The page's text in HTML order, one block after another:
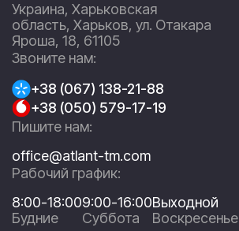
Украина, Харьковская
область, Харьков, ул. Отакара
Яроша, 18, 61105
Звоните нам:
+38 (067) 138-21-88
+38 (050) 579-17-19
Пишите нам:
office@atlant-tm.com
Рабочий график:
8:00-18:00
Будние
9:00-16:00
Суббота
Выходной
Воскресенье